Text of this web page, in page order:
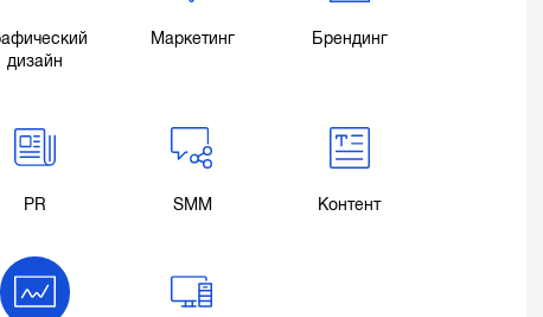
дизайн
Маркетинг Брендинг
PR SMM Контент